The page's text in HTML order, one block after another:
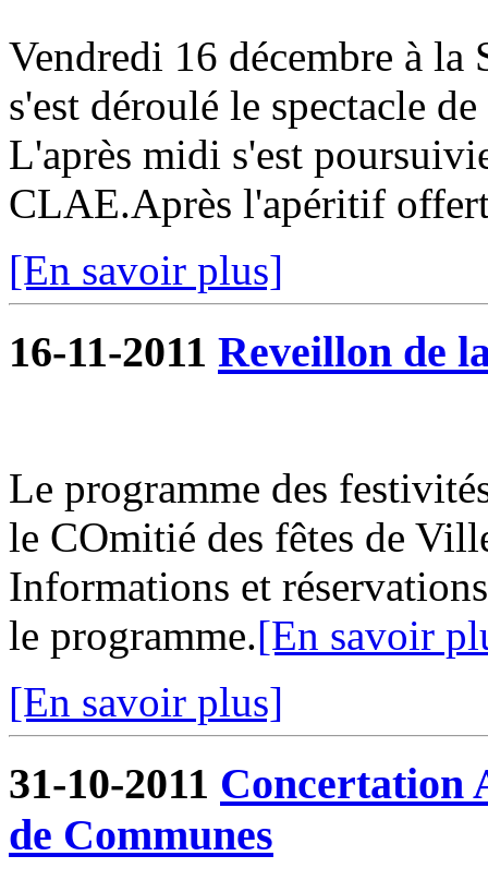
Vendredi 16 décembre à la
s'est déroulé le spectacle
L'après midi s'est
CLAE.Après l'apéritif
[En savoir plus]
16-11-2011 Reveillon de
Le programme des
le COmitié des fêtes de
Informations et
le programme.[En savoir
[En savoir plus]
31-10-2011 Concertation
de Communes